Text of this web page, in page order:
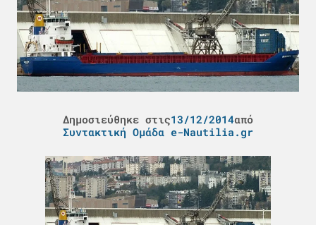
Δημοσιεύθηκε στις13/12/2014από
Συντακτική Ομάδα e-Nautilia.gr